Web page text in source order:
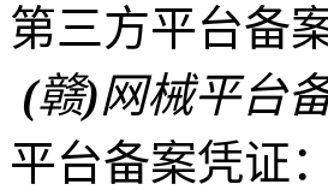
第三方平台备
(赣)网械平台
平台备案凭证：